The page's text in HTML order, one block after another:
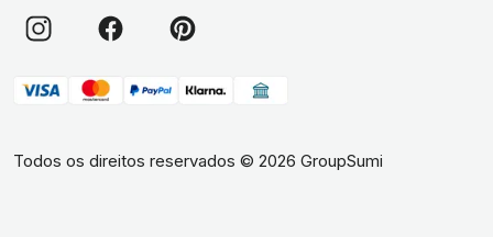
Todos os direitos reservados © 2026 GroupSumi